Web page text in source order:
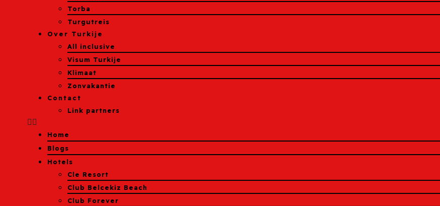
Torba
Turgutreis
Over Turkije
All inclusive
Visum Turkije
Klimaat
Zonvakantie
Contact
Link partners
Home
Blogs
Hotels
Cle Resort
Club Belcekiz Beach
Club Forever